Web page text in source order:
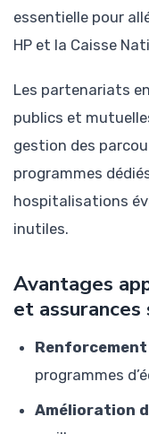
essentielle pour
HP et la Caisse
Les partenariats
publics et
gestion des
programmes
hospitalisations
inutiles.
Avantages
et assurances
programmes
Amélioration